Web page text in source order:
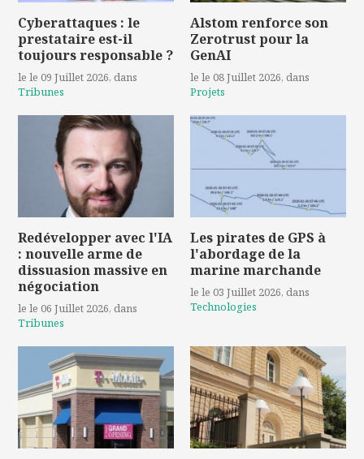
Cyberattaques : le
prestataire est-il
toujours responsable ?
le le 09 Juillet 2026, dans
Tribunes
Alstom renforce son
Zerotrust pour la
GenAI
le le 08 Juillet 2026, dans
Projets
Redévelopper avec l'IA
: nouvelle arme de
dissuasion massive en
négociation
le le 06 Juillet 2026, dans
Tribunes
Les pirates de GPS à
l'abordage de la
marine marchande
le le 03 Juillet 2026, dans
Technologies